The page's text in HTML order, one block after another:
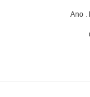
Ano .